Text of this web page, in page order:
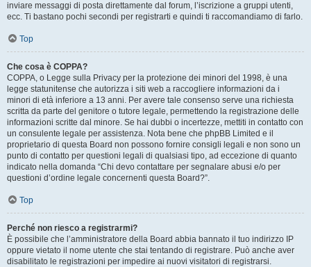
inviare messaggi di posta direttamente dal forum, l’iscrizione a gruppi utenti,
ecc. Ti bastano pochi secondi per registrarti e quindi ti raccomandiamo di farlo.
Top
Che cosa è COPPA?
COPPA, o Legge sulla Privacy per la protezione dei minori del 1998, è una
legge statunitense che autorizza i siti web a raccogliere informazioni da i
minori di età inferiore a 13 anni. Per avere tale consenso serve una richiesta
scritta da parte del genitore o tutore legale, permettendo la registrazione delle
informazioni scritte dal minore. Se hai dubbi o incertezze, mettiti in contatto con
un consulente legale per assistenza. Nota bene che phpBB Limited e il
proprietario di questa Board non possono fornire consigli legali e non sono un
punto di contatto per questioni legali di qualsiasi tipo, ad eccezione di quanto
indicato nella domanda “Chi devo contattare per segnalare abusi e/o per
questioni d’ordine legale concernenti questa Board?”.
Top
Perché non riesco a registrarmi?
È possibile che l’amministratore della Board abbia bannato il tuo indirizzo IP
oppure vietato il nome utente che stai tentando di registrare. Può anche aver
disabilitato le registrazioni per impedire ai nuovi visitatori di registrarsi.